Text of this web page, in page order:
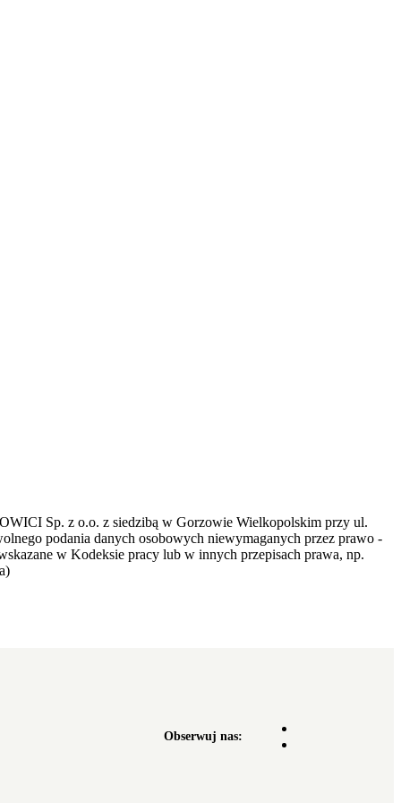
Sp. z o.o. z siedzibą w Gorzowie Wielkopolskim przy ul.
podania danych osobowych niewymaganych przez prawo -
w Kodeksie pracy lub w innych przepisach prawa, np.
Obserwuj nas: